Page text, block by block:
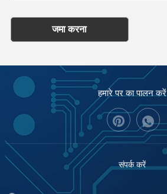
जमा करना
हमारे पर का पालन करें
संपर्क करें